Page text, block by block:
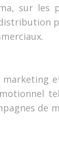
sur les
de